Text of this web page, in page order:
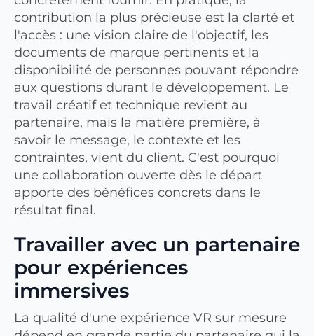
contribution la plus précieuse est la clarté et
l'accès : une vision claire de l'objectif, les
documents de marque pertinents et la
disponibilité de personnes pouvant répondre
aux questions durant le développement. Le
travail créatif et technique revient au
partenaire, mais la matière première, à
savoir le message, le contexte et les
contraintes, vient du client. C'est pourquoi
une collaboration ouverte dès le départ
apporte des bénéfices concrets dans le
résultat final.
Travailler avec un partenaire
pour expériences
immersives
La qualité d'une expérience VR sur mesure